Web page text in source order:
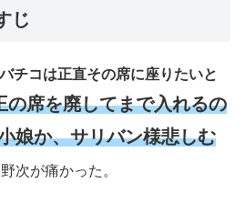
じ
バチコは正直その席に座りたいと
の席を廃してまで入れるの
娘か、サリバン様悲しむ
次が痛かった。